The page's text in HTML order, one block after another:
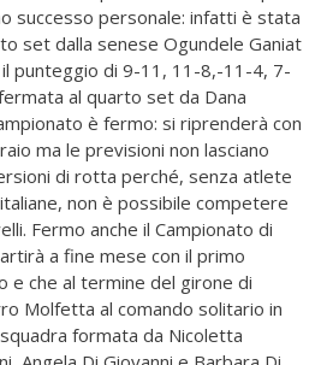
successo personale: infatti è stata
set dalla senese Ogundele Ganiat
punteggio di 9-11, 11-8,-11-4, 7-
al quarto set da Dana
è fermo: si riprenderà con
ma le previsioni non lasciano
di rotta perché, senza atlete
non è possibile competere
Fermo anche il Campionato di
a fine mese con il primo
e che al termine del girone di
Molfetta al comando solitario in
formata da Nicoletta